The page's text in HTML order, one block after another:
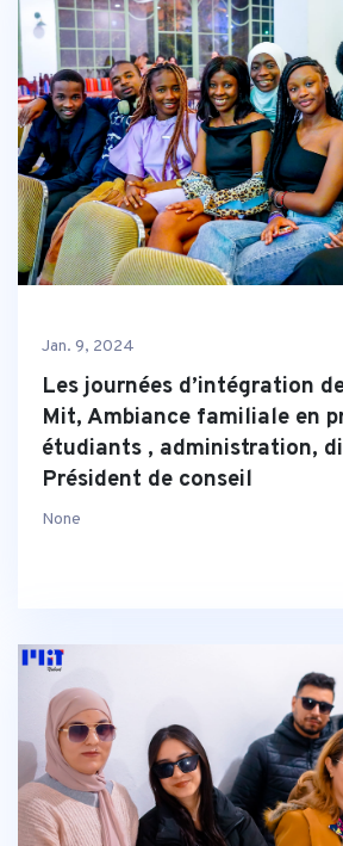
Jan. 9, 2024
Les journées d’intégration
Mit, Ambiance familiale en
étudiants , administration,
Président de conseil
None